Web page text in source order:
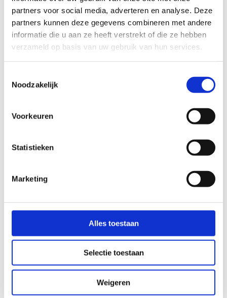
partners voor social media, adverteren en analyse. Deze
partners kunnen deze gegevens combineren met andere
informatie die u aan ze heeft verstrekt of die ze hebben
verzameld op basis van uw gebruik van hun services.
Noodzakelijk
Voorkeuren
Statistieken
Marketing
Alles toestaan
Selectie toestaan
Weigeren
)
Aantal personen
Namen deelnemers (voornaam/